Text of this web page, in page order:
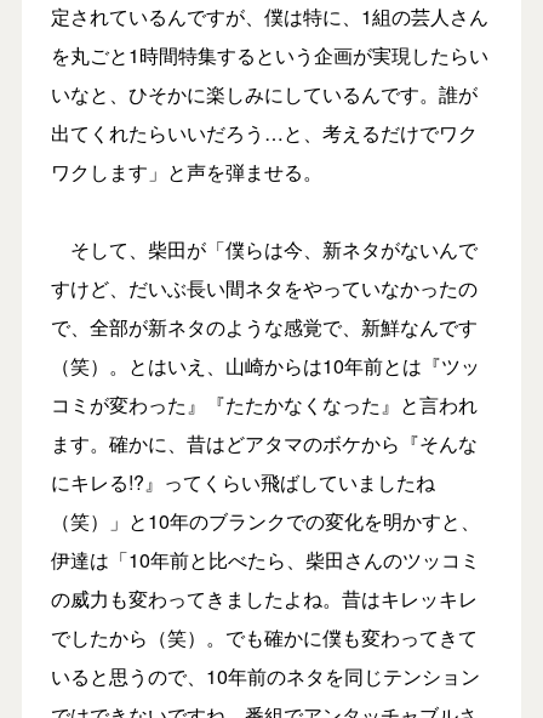
定されているんですが、僕は特に、1組の芸人さん
を丸ごと1時間特集するという企画が実現したらい
いなと、ひそかに楽しみにしているんです。誰が
出てくれたらいいだろう…と、考えるだけでワク
ワクします」と声を弾ませる。
そして、柴田が「僕らは今、新ネタがないんで
すけど、だいぶ長い間ネタをやっていなかったの
で、全部が新ネタのような感覚で、新鮮なんです
（笑）。とはいえ、山崎からは10年前とは『ツッ
コミが変わった』『たたかなくなった』と言われ
ます。確かに、昔はどアタマのボケから『そんな
にキレる!?』ってくらい飛ばしていましたね
（笑）」と10年のブランクでの変化を明かすと、
伊達は「10年前と比べたら、柴田さんのツッコミ
の威力も変わってきましたよね。昔はキレッキレ
でしたから（笑）。でも確かに僕も変わってきて
いると思うので、10年前のネタを同じテンション